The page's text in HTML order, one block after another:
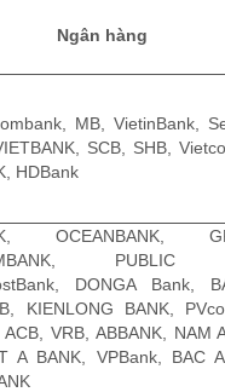
Ngân hàng
MB, VietinBank,
SCB, SHB,
HDBank
OCEANBANK,
PUBLIC
DONGA Bank,
KIENLONG BANK,
VRB, ABBANK, NAM
A BANK, VPBank, BAC A